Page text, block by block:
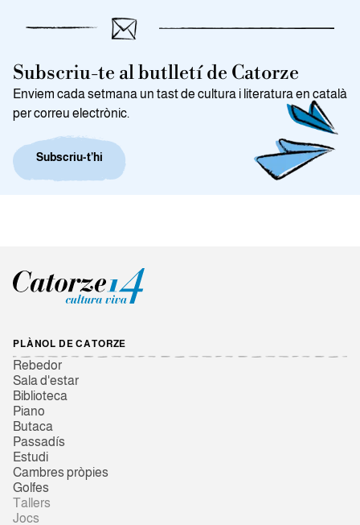
Subscriu-te al butlletí de Catorze
Enviem cada setmana un tast de cultura i literatura en català
per correu electrònic.
Subscriu-t’hi
PLÀNOL DE CATORZE
Rebedor
Sala d'estar
Biblioteca
Piano
Butaca
Passadís
Estudi
Cambres pròpies
Golfes
Tallers
Jocs